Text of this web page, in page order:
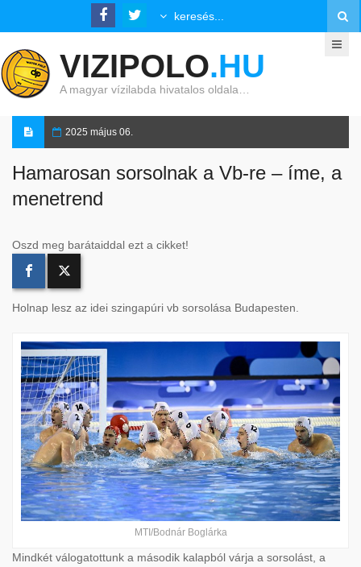
VIZIPOLO.HU
A magyar vízilabda hivatalos oldala…
2025 május 06.
Hamarosan sorsolnak a Vb-re – íme, a
menetrend
Oszd meg barátaiddal ezt a cikket!
Holnap lesz az idei szingapúri vb sorsolása Budapesten.
MTI/Bodnár Boglárka
Mindkét válogatottunk a második kalapból várja a sorsolást, a